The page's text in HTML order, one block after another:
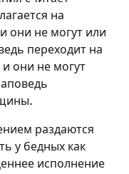
на
они не могут или
переходит на
и они не могут
раздаются
у бедных как
исполнение